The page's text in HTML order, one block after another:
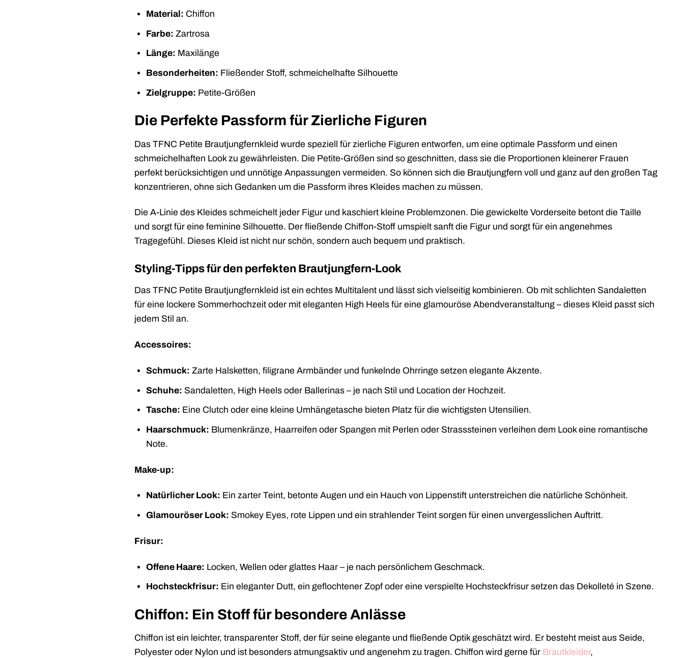
Material: Chiffon
Farbe: Zartrosa
Länge: Maxilänge
Besonderheiten: Fließender Stoff, schmeichelhafte Silhouette
Zielgruppe: Petite-Größen
Die Perfekte Passform für Zierliche Figuren
Das TFNC Petite Brautjungfernkleid wurde speziell für zierliche Figuren entworfen, um eine optimale Passform und einen
schmeichelhaften Look zu gewährleisten. Die Petite-Größen sind so geschnitten, dass sie die Proportionen kleinerer Frauen
perfekt berücksichtigen und unnötige Anpassungen vermeiden. So können sich die Brautjungfern voll und ganz auf den großen Tag
konzentrieren, ohne sich Gedanken um die Passform ihres Kleides machen zu müssen.
Die A-Linie des Kleides schmeichelt jeder Figur und kaschiert kleine Problemzonen. Die gewickelte Vorderseite betont die Taille
und sorgt für eine feminine Silhouette. Der fließende Chiffon-Stoff umspielt sanft die Figur und sorgt für ein angenehmes
Tragegefühl. Dieses Kleid ist nicht nur schön, sondern auch bequem und praktisch.
Styling-Tipps für den perfekten Brautjungfern-Look
Das TFNC Petite Brautjungfernkleid ist ein echtes Multitalent und lässt sich vielseitig kombinieren. Ob mit schlichten Sandaletten
für eine lockere Sommerhochzeit oder mit eleganten High Heels für eine glamouröse Abendveranstaltung – dieses Kleid passt sich
jedem Stil an.
Accessoires:
Schmuck: Zarte Halsketten, filigrane Armbänder und funkelnde Ohrringe setzen elegante Akzente.
Schuhe: Sandaletten, High Heels oder Ballerinas – je nach Stil und Location der Hochzeit.
Tasche: Eine Clutch oder eine kleine Umhängetasche bieten Platz für die wichtigsten Utensilien.
Haarschmuck: Blumenkränze, Haarreifen oder Spangen mit Perlen oder Strasssteinen verleihen dem Look eine romantische
Note.
Make-up:
Natürlicher Look: Ein zarter Teint, betonte Augen und ein Hauch von Lippenstift unterstreichen die natürliche Schönheit.
Glamouröser Look: Smokey Eyes, rote Lippen und ein strahlender Teint sorgen für einen unvergesslichen Auftritt.
Frisur:
Offene Haare: Locken, Wellen oder glattes Haar – je nach persönlichem Geschmack.
Hochsteckfrisur: Ein eleganter Dutt, ein geflochtener Zopf oder eine verspielte Hochsteckfrisur setzen das Dekolleté in Szene.
Chiffon: Ein Stoff für besondere Anlässe
Chiffon ist ein leichter, transparenter Stoff, der für seine elegante und fließende Optik geschätzt wird. Er besteht meist aus Seide,
Polyester oder Nylon und ist besonders atmungsaktiv und angenehm zu tragen. Chiffon wird gerne für Brautkleider,